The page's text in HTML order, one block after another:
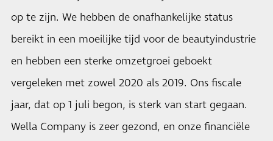
op te zijn. We hebben de onafhankelijke status
bereikt in een moeilijke tijd voor de beautyindustrie
en hebben een sterke omzetgroei geboekt
vergeleken met zowel 2020 als 2019. Ons fiscale
jaar, dat op 1 juli begon, is sterk van start gegaan.
Wella Company is zeer gezond, en onze financiële